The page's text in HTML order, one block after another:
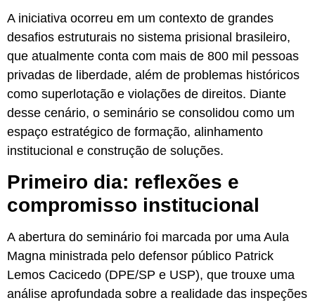
A iniciativa ocorreu em um contexto de grandes
desafios estruturais no sistema prisional brasileiro,
que atualmente conta com mais de 800 mil pessoas
privadas de liberdade, além de problemas históricos
como superlotação e violações de direitos. Diante
desse cenário, o seminário se consolidou como um
espaço estratégico de formação, alinhamento
institucional e construção de soluções.
Primeiro dia: reflexões e
compromisso institucional
A abertura do seminário foi marcada por uma Aula
Magna ministrada pelo defensor público Patrick
Lemos Cacicedo (DPE/SP e USP), que trouxe uma
análise aprofundada sobre a realidade das inspeções